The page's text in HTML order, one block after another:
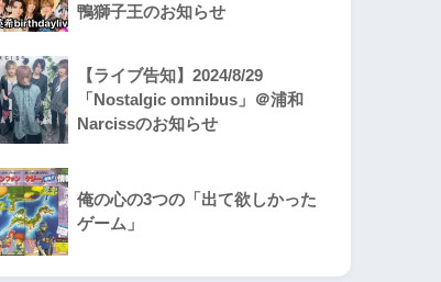
鴨獅子王のお知らせ
【ライブ告知】2024/8/29
「Nostalgic omnibus」＠浦和
Narcissのお知らせ
俺の心の3つの「出て欲しかった
ゲーム」